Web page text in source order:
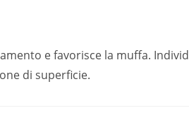
e favorisce la muffa.
di superficie.